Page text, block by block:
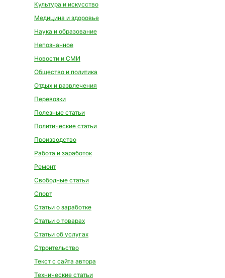
Культура и искусство
Медицина и здоровье
Наука и образование
Непознанное
Новости и СМИ
Общество и политика
Отдых и развлечения
Перевозки
Полезные статьи
Политические статьи
Производство
Работа и заработок
Ремонт
Свободные статьи
Спорт
Статьи о заработке
Статьи о товарах
Статьи об услугах
Строительство
Текст с сайта автора
Технические статьи